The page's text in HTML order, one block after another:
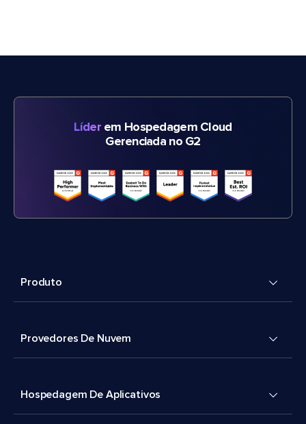
Líderem Hospedagem Cloud
Gerenciada no G2
Produto
Provedores De Nuvem
Hospedagem De Aplicativos